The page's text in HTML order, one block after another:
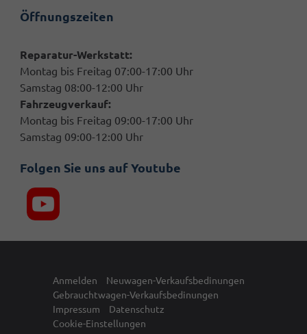
Öffnungszeiten
Reparatur-Werkstatt:
Montag bis Freitag 07:00-17:00 Uhr
Samstag 08:00-12:00 Uhr
Fahrzeugverkauf:
Montag bis Freitag 09:00-17:00 Uhr
Samstag 09:00-12:00 Uhr
Folgen Sie uns auf Youtube
Anmelden
Neuwagen-Verkaufsbedinungen
Gebrauchtwagen-Verkaufsbedinungen
Impressum
Datenschutz
Cookie-Einstellungen